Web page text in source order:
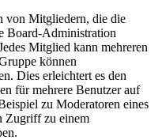
von Mitgliedern, die die
Board-Administration
Mitglied kann mehreren
können
Dies erleichtert es den
für mehrere Benutzer auf
zu Moderatoren eines
Zugriff zu einem